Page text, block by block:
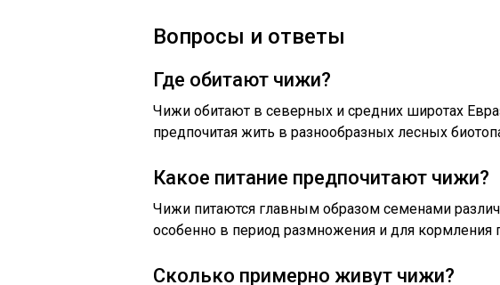
Вопросы и ответы
Где обитают чижи?
Чижи обитают в северных и средних широтах
предпочитая жить в разнообразных лесных
Какое питание предпочитают чижи?
Чижи питаются главным образом семенами
особенно в период размножения и для кормления
Сколько примерно живут чижи?